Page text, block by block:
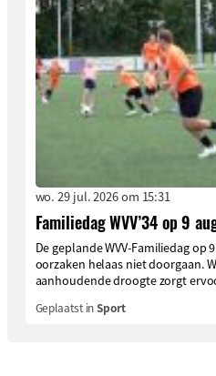
wo. 29 jul. 2026 om 15:31
Familiedag WVV’34 op 9
De geplande WVV-Familiedag
oorzaken helaas niet doorgaan.
aanhoudende droogte zorgt
Geplaatst inSport